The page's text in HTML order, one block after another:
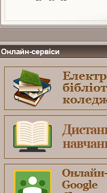
Онлайн-сервіси